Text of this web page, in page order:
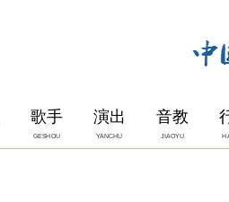
歌手
GESHOU
演出
YANCHU
音教
JIAOYU